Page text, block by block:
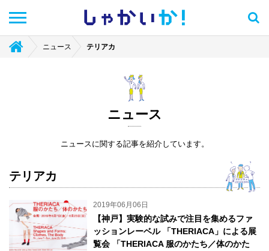
しゃかい か！
ニュース テリアカ
ニュース
ニュースに関する記事を紹介しています。
テリアカ
2019年06月06日
【神戸】実験的な試みで注目を集めるファ
ッションレーベル 「THERIACA」による展
覧会 「THERIACA 服のかたち／体のかた